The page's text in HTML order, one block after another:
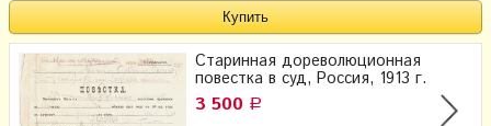
Старинная дореволюционная
повестка в суд, Россия, 1913 г.
3 500 Р